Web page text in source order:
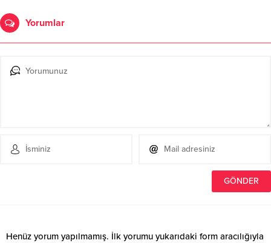
Yorumlar
Henüz yorum yapılmamış. İlk yorumu yukarıdaki form aracılığıyla